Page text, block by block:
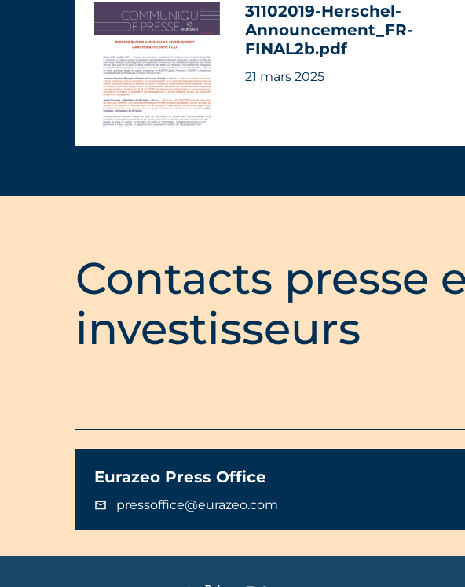
31102019-Herschel-
Announcement_FR-
FINAL2b.pdf
21 mars 2025
Contacts presse
investisseurs
Eurazeo Press Office
pressoffice@eurazeo.com